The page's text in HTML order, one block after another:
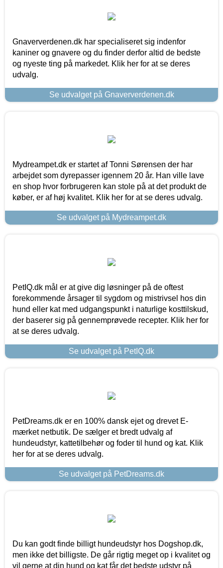
Gnaververdenen.dk har specialiseret sig indenfor
kaniner og gnavere og du finder derfor altid de bedste
og nyeste ting på markedet. Klik her for at se deres
udvalg.
Se udvalget på Gnaververdenen.dk
Mydreampet.dk er startet af Tonni Sørensen der har
arbejdet som dyrepasser igennem 20 år. Han ville lave
en shop hvor forbrugeren kan stole på at det produkt de
køber, er af høj kvalitet. Klik her for at se deres udvalg.
Se udvalget på Mydreampet.dk
PetIQ.dk mål er at give dig løsninger på de oftest
forekommende årsager til sygdom og mistrivsel hos din
hund eller kat med udgangspunkt i naturlige kosttilskud,
der baserer sig på gennemprøvede recepter. Klik her for
at se deres udvalg.
Se udvalget på PetIQ.dk
PetDreams.dk er en 100% dansk ejet og drevet E-
mærket netbutik. De sælger et bredt udvalg af
hundeudstyr, kattetilbehør og foder til hund og kat. Klik
her for at se deres udvalg.
Se udvalget på PetDreams.dk
Du kan godt finde billigt hundeudstyr hos Dogshop.dk,
men ikke det billigste. De går rigtig meget op i kvalitet og
vil gerne at din hund og kat får det bedste udstyr på